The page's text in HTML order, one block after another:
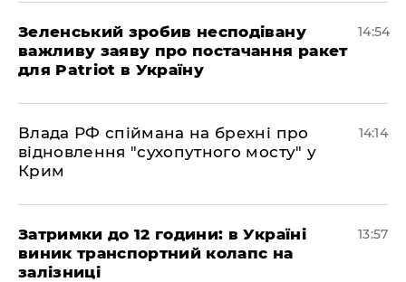
Зеленський зробив несподівану
важливу заяву про постачання ракет
для Patriot в Україну
14:54
Влада РФ спіймана на брехні про
відновлення "сухопутного мосту" у
Крим
14:14
Затримки до 12 години: в Україні
виник транспортний колапс на
залізниці
13:57